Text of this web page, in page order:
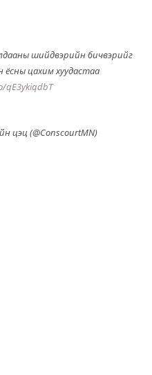
шийдвэрийн бичвэрийг
ёсны цахим хуудастаа
qE3ykiqdbT
цэц (@ConscourtMN)